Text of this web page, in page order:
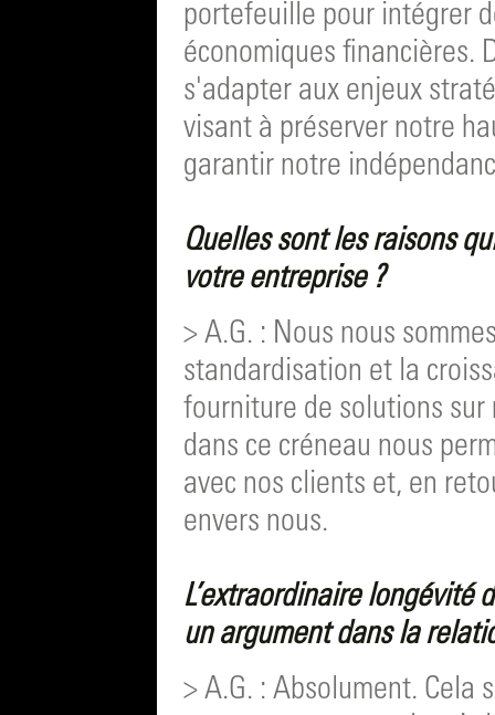
portefeuille pour intégrer
économiques financières.
s'adapter aux enjeux
visant à préserver notre
garantir notre
Quelles sont les raisons
votre entreprise ?
> A.G. : Nous nous
standardisation et la
fourniture de solutions sur
dans ce créneau nous
avec nos clients et, en
envers nous.
L’extraordinaire longévité
un argument dans la
> A.G. : Absolument. Cela